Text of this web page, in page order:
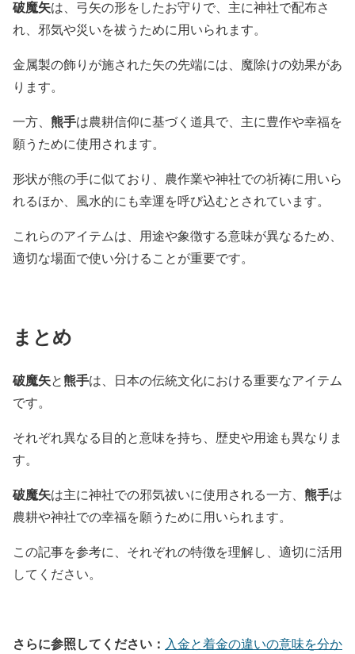
破魔矢は、弓矢の形をしたお守りで、主に神社で配布さ
れ、邪気や災いを祓うために用いられます。
金属製の飾りが施された矢の先端には、魔除けの効果があ
ります。
一方、 熊手は農耕信仰に基づく道具で、主に豊作や幸福を
願うために使用されます。
形状が熊の手に似ており、農作業や神社での祈祷に用いら
れるほか、風水的にも幸運を呼び込むとされています。
これらのアイテムは、用途や象徴する意味が異なるため、
適切な場面で使い分けることが重要です。
まとめ
破魔矢と熊手は、日本の伝統文化における重要なアイテム
です。
それぞれ異なる目的と意味を持ち、歴史や用途も異なりま
す。
破魔矢は主に神社での邪気祓いに使用される一方、 熊手は
農耕や神社での幸福を願うために用いられます。
この記事を参考に、それぞれの特徴を理解し、適切に活用
してください。
さらに参照してください： 入金と着金の違いの意味を分か